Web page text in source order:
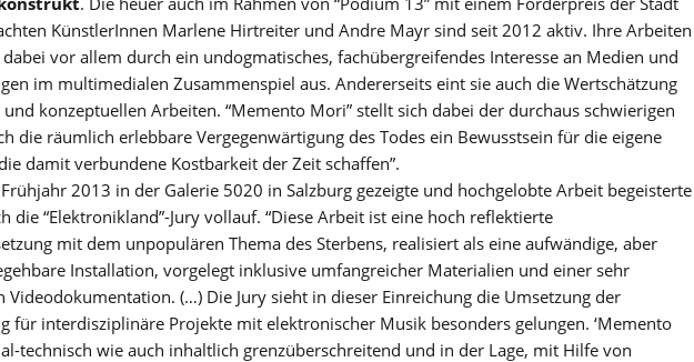
KünstlerInnen Marlene Hirtreiter und Andre Mayr sind seit 2012 aktiv. Ihre Arbeiten
vor allem durch ein undogmatisches, fachübergreifendes Interesse an Medien und
im multimedialen Zusammenspiel aus. Andererseits eint sie auch die Wertschätzung
konzeptuellen Arbeiten. “Memento Mori” stellt sich dabei der durchaus schwierigen
die räumlich erlebbare Vergegenwärtigung des Todes ein Bewusstsein für die eigene
damit verbundene Kostbarkeit der Zeit schaffen”.
2013 in der Galerie 5020 in Salzburg gezeigte und hochgelobte Arbeit begeisterte
die “Elektronikland”-Jury vollauf. “Diese Arbeit ist eine hoch reflektierte
mit dem unpopulären Thema des Sterbens, realisiert als eine aufwändige, aber
Installation, vorgelegt inklusive umfangreicher Materialien und einer sehr
Videodokumentation. (…) Die Jury sieht in dieser Einreichung die Umsetzung der
für interdisziplinäre Projekte mit elektronischer Musik besonders gelungen. ‘Memento
technisch wie auch inhaltlich grenzüberschreitend und in der Lage, mit Hilfe von